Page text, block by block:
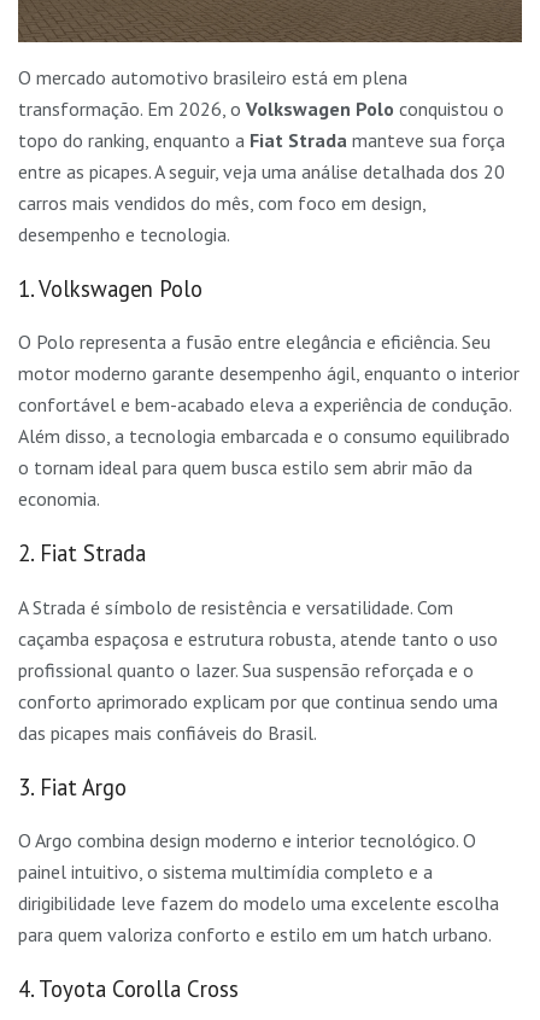
O mercado automotivo brasileiro está em plena
transformação. Em 2026, o Volkswagen Polo conquistou o
topo do ranking, enquanto a Fiat Strada manteve sua força
entre as picapes. A seguir, veja uma análise detalhada dos 20
carros mais vendidos do mês, com foco em design,
desempenho e tecnologia.
1. Volkswagen Polo
O Polo representa a fusão entre elegância e eficiência. Seu
motor moderno garante desempenho ágil, enquanto o interior
confortável e bem-acabado eleva a experiência de condução.
Além disso, a tecnologia embarcada e o consumo equilibrado
o tornam ideal para quem busca estilo sem abrir mão da
economia.
2. Fiat Strada
A Strada é símbolo de resistência e versatilidade. Com
caçamba espaçosa e estrutura robusta, atende tanto o uso
profissional quanto o lazer. Sua suspensão reforçada e o
conforto aprimorado explicam por que continua sendo uma
das picapes mais confiáveis do Brasil.
3. Fiat Argo
O Argo combina design moderno e interior tecnológico. O
painel intuitivo, o sistema multimídia completo e a
dirigibilidade leve fazem do modelo uma excelente escolha
para quem valoriza conforto e estilo em um hatch urbano.
4. Toyota Corolla Cross